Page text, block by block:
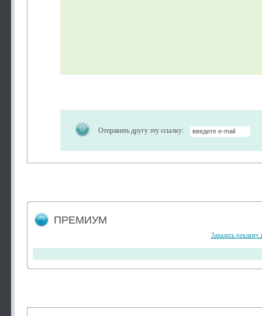
Отправить другу эту ссылку:
ПРЕМИУМ
Заказать рекламу